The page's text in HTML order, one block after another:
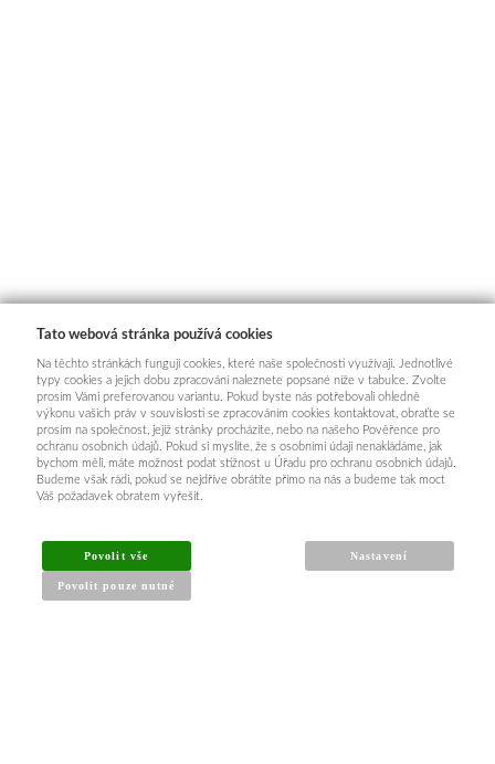
INFORMACE PRO KUPUJÍCÍ
Obchodní podmínky
Tato webová stránka používá cookies
Na těchto stránkách fungují cookies, které naše společnosti využívají. Jednotlivé
typy cookies a jejich dobu zpracování naleznete popsané níže v tabulce. Zvolte
prosím Vámi preferovanou variantu. Pokud byste nás potřebovali ohledně
výkonu vašich práv v souvislosti se zpracováním cookies kontaktovat, obraťte se
prosím na společnost, jejíž stránky procházíte, nebo na našeho Pověřence pro
ochranu osobních údajů. Pokud si myslíte, že s osobními údaji nenakládáme, jak
bychom měli, máte možnost podat stížnost u Úřadu pro ochranu osobních údajů.
Budeme však rádi, pokud se nejdříve obrátíte přímo na nás a budeme tak moct
Váš požadavek obratem vyřešit.
Povolit vše
Povolit pouze nutné
Nastavení